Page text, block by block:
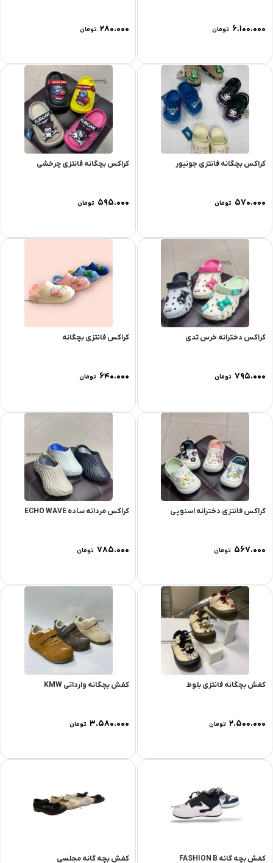
۶.۱۰۰.۰۰۰ تومان ۲۸۰.۰۰۰ تومان
کراکس بچگانه فانتزی جونیور
۵۷۰.۰۰۰ تومان
کراکس بچگانه فانتزی چرخشی
۵۹۵.۰۰۰ تومان
کراکس دخترانه خرس تدی
۷۹۵.۰۰۰ تومان
کراکس فانتزی بچگانه
۶۴۰.۰۰۰ تومان
کراکس فانتزی دخترانه اسنوپی
۵۶۷.۰۰۰ تومان
کراکس مردانه ساده ECHO WAVE
۷۸۵.۰۰۰ تومان
کفش بچگانه فانتزی بلوط
۲.۵۰۰.۰۰۰ تومان
کفش بچگانه وارداتی KMW
۳.۵۸۰.۰۰۰ تومان
کفش بچه گانه FASHION B کفش بچه گانه مجلسی